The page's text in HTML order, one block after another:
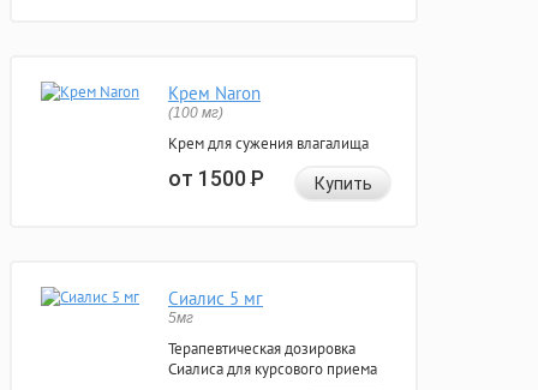
Крем Naron
(100 мг)
Крем для сужения влагалища
от 1500Р Купить
Сиалис 5 мг
5мг
Терапевтическая дозировка
Сиалиса для курсового приема